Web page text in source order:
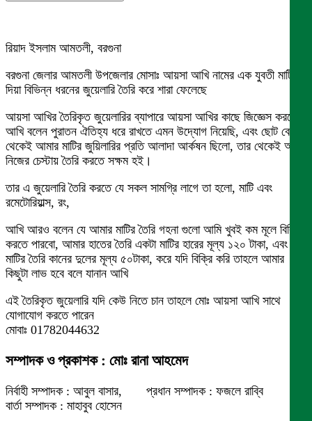
রিয়াদ ইসলাম আমতলী, বরগুনা
বরগুনা জেলার আমতলী উপজেলার মোসাঃ আয়সা আখি নামের এক যুবতী মাটি
দিয়া বিভিন্ন ধরনের জুয়েলারি তৈরি করে শারা ফেলেছে
আয়সা আখির তৈরিকৃত জুয়েলারির ব্যাপারে আয়সা আখির কাছে জিজ্ঞেস করলে
আখি বলেন পুরাতন ঐতিহ্য ধরে রাখতে এমন উদ্যোগ নিয়েছি, এবং ছোট বেলা
থেকেই আমার মাটির জুয়িলারির প্রতি আলাদা আর্কষন ছিলো, তার থেকেই আমি
নিজের চেস্টায় তৈরি করতে সক্ষম হই।
তার এ জুয়েলারি তৈরি করতে যে সকল সামগ্রি লাগে তা হলো, মাটি এবং
রমেটোরিয়াল্স, রং,
আখি আরও বলেন যে আমার মাটির তৈরি গহনা গুলো আমি খুবই কম মূলে বিক্রি
করতে পারবো, আমার হাতের তৈরি একটা মাটির হারের মূল্য ১২০ টাকা, এবং
মাটির তৈরি কানের দুলের মূল্য ৫০টাকা, করে যদি বিক্রি করি তাহলে আমার
কিছুটা লাভ হবে বলে যানান আখি
এই তৈরিকৃত জুয়েলারি যদি কেউ নিতে চান তাহলে মোঃ আয়সা আখি সাথে
যোগাযোগ করতে পারেন
মোবাঃ 01782044632
সম্পাদক ও প্রকাশক : মোঃ রানা আহমেদ
নির্বাহী সম্পাদক : আবুল বাসার, প্রধান সম্পাদক : ফজলে রাব্বি
বার্তা সম্পাদক : মাহাবুব হোসেন